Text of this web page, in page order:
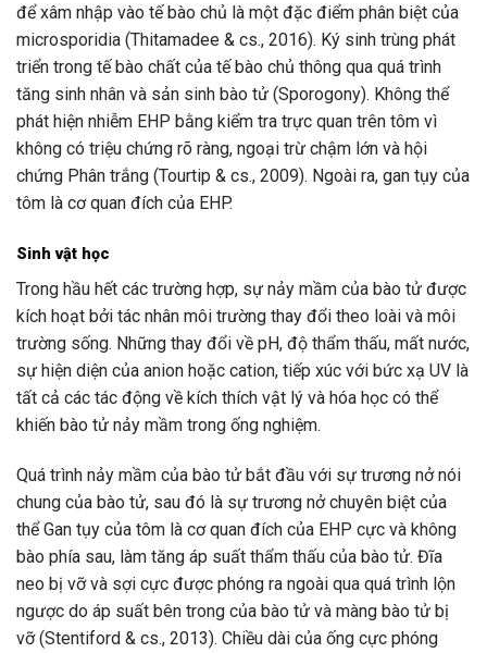
để xâm nhập vào tế bào chủ là một đặc điểm phân biệt của
microsporidia (Thitamadee & cs., 2016). Ký sinh trùng phát
triển trong tế bào chất của tế bào chủ thông qua quá trình
tăng sinh nhân và sản sinh bào tử (Sporogony). Không thể
phát hiện nhiễm EHP bằng kiểm tra trực quan trên tôm vì
không có triệu chứng rõ ràng, ngoại trừ chậm lớn và hội
chứng Phân trắng (Tourtip & cs., 2009). Ngoài ra, gan tụy của
tôm là cơ quan đích của EHP.
Sinh vật học
Trong hầu hết các trường hợp, sự nảy mầm của bào tử được
kích hoạt bởi tác nhân môi trường thay đổi theo loài và môi
trường sống. Những thay đổi về pH, độ thẩm thấu, mất nước,
sự hiện diện của anion hoặc cation, tiếp xúc với bức xạ UV là
tất cả các tác động về kích thích vật lý và hóa học có thể
khiến bào tử nảy mầm trong ống nghiệm.
Quá trình nảy mầm của bào tử bắt đầu với sự trương nở nói
chung của bào tử, sau đó là sự trương nở chuyên biệt của
thể Gan tụy của tôm là cơ quan đích của EHP cực và không
bào phía sau, làm tăng áp suất thẩm thấu của bào tử. Đĩa
neo bị vỡ và sợi cực được phóng ra ngoài qua quá trình lộn
ngược do áp suất bên trong của bào tử và màng bào tử bị
vỡ (Stentiford & cs., 2013). Chiều dài của ống cực phóng